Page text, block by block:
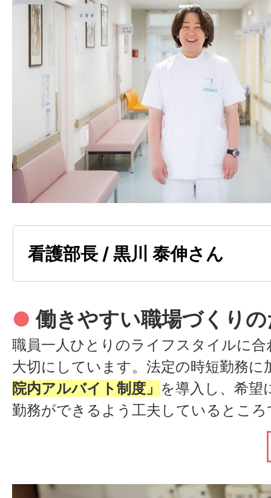
まずは見学で雰囲気を
い
もし今の職場で悩んでいる方がいら
度見学に来てみてほしいと思います
ることで、雰囲気や働き方の違いを感
す。患者がどのようにリハビリに取
スタッフ同士がどのように関わって
た空気感は、言葉だけでは伝わりに
方には合っている職場かもしれませ
足を運んでいただけたら嬉しいです。
看護部長からのコメント
岡山さんはどの病棟からも評価
よ！ やわらかくて優しく、落ち
柄で、患者にも慕われています
気を 和ませてくれる存在で、新
が、夜勤などでは自然と助け合いな
います。「自分のフロアだけ」とい
たときには声をかけやすい空気があ
わからないことがあれば優しく教え
で、上司や医師、他部署のスタッフ
える体制が整っていると感じていま
る土台があることが、離職を防いで
はないでしょうか。
り受け止めてくれます。業務の中で
点についても、「どうしたら良くな
えてくれる場を設けてくれることが
見直しや使い捨て製品への切り替えな
につながる改善も進められてきまし
映されやすい環境だからこそ、日々の
たことを発信しやすいですね。
求職者さんへのメッセ
働く中で大変なことや悩む場面もあ
は支えてくれる上司や仲間がいます。
看護部長 / 黒川 泰伸さん
● 働きやすい職場づくり
職員一人ひとりのライフスタイルに
大切にしています。法定の時短勤務に
院内アルバイト制度」 を導入し、希望
勤務ができるよう工夫しているところ
有給休暇についても取得しやすい環